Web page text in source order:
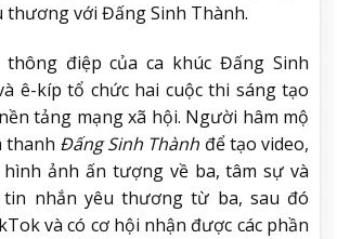
thương với Đấng Sinh Thành.
điệp của ca khúc Đấng Sinh
ê-kíp tổ chức hai cuộc thi sáng tạo
tảng mạng xã hội. Người hâm mộ
thanh Đấng Sinh Thành để tạo video,
ảnh ấn tượng về ba, tâm sự và
tin nhắn yêu thương từ ba, sau đó
và có cơ hội nhận được các phần